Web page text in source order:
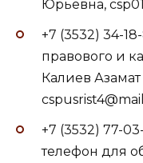
Юрьевна,
+7 (3532) 34-
правового и
Калиев
+7 (3532) 77-
телефон для